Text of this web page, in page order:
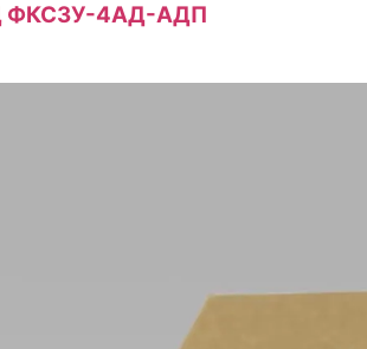
ФКС3У-4АД-АДП